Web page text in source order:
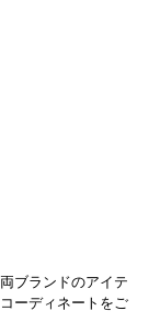
ブランドのアイテ
ーディネートをご